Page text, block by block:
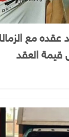
عقده مع
العقد